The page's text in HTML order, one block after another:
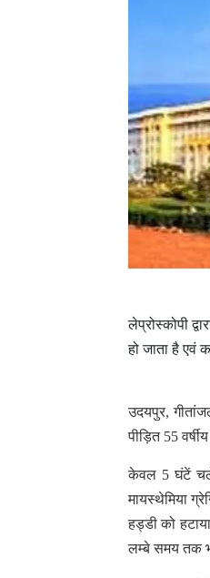
लेप्रोस्कोपी
हो जाता है एवं
उदयपुर,
पीड़ित 55
केवल 5 घंटें चले
मायस्थेमिया
हड्डी को
लम्बे समय तक